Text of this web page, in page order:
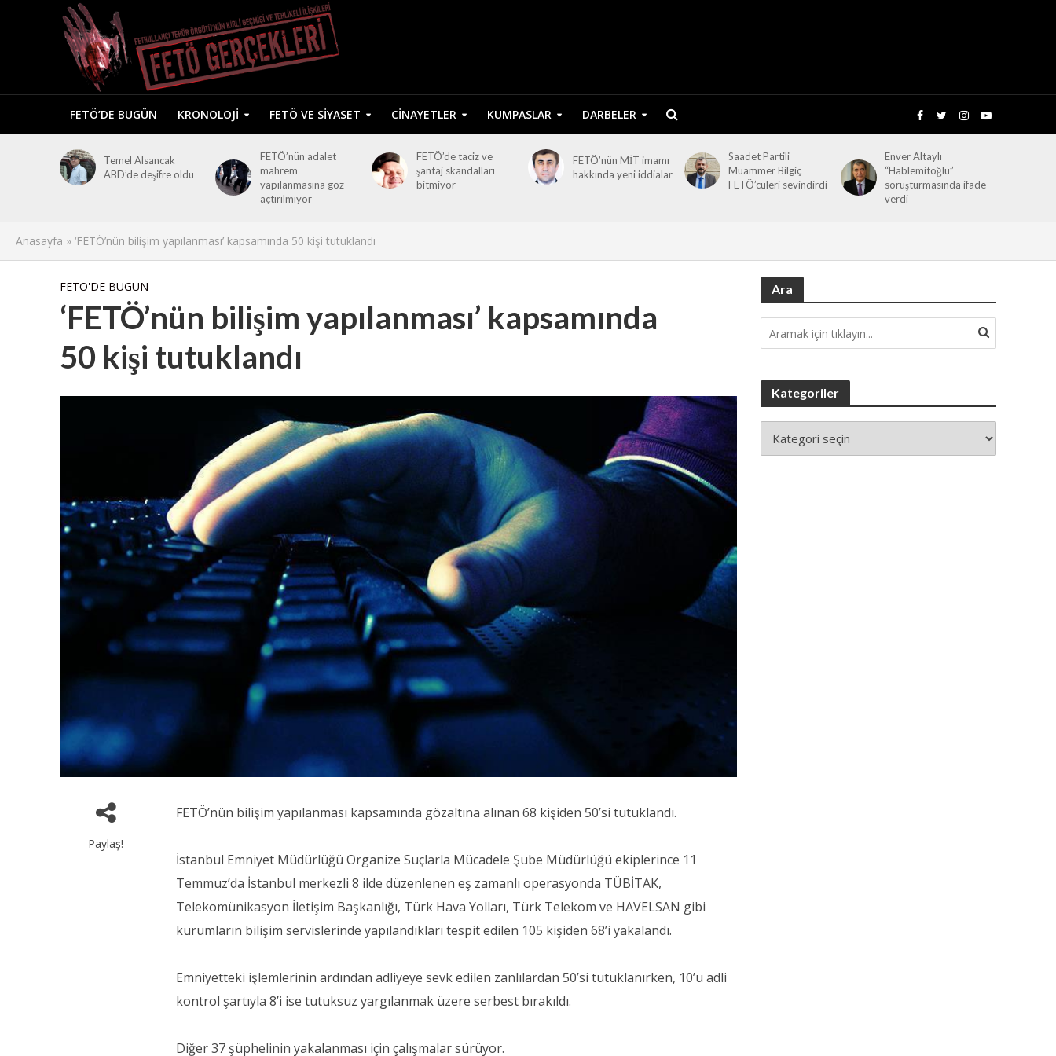
FETÖ’DE BUGÜN KRONOLOJI FETÖ VE SIYASET CINAYETLER KUMPASLAR DARBELER
Temel Alsancak
ABD’de deşifre oldu
FETÖ’nün adalet
mahrem
yapılanmasına göz
açtırılmıyor
FETÖ’de taciz ve
şantaj skandalları
bitmiyor
FETÖ’nün MİT imamı
hakkında yeni iddialar
Saadet Partili
Muammer Bilgiç
FETÖ’cüleri sevindirdi
Enver Altaylı
“Hablemitoğlu”
soruşturmasında ifade
verdi
Anasayfa » ‘FETÖ’nün bilişim yapılanması’ kapsamında 50 kişi tutuklandı
FETÖ'DE BUGÜN
‘FETÖ’nün bilişim yapılanması’ kapsamında
50 kişi tutuklandı
Paylaş!
FETÖ’nün bilişim yapılanması kapsamında gözaltına alınan 68 kişiden 50’si tutuklandı.
İstanbul Emniyet Müdürlüğü Organize Suçlarla Mücadele Şube Müdürlüğü ekiplerince 11
Temmuz’da İstanbul merkezli 8 ilde düzenlenen eş zamanlı operasyonda TÜBİTAK,
Telekomünikasyon İletişim Başkanlığı, Türk Hava Yolları, Türk Telekom ve HAVELSAN gibi
kurumların bilişim servislerinde yapılandıkları tespit edilen 105 kişiden 68’i yakalandı.
Emniyetteki işlemlerinin ardından adliyeye sevk edilen zanlılardan 50’si tutuklanırken, 10’u adli
kontrol şartıyla 8’i ise tutuksuz yargılanmak üzere serbest bırakıldı.
Diğer 37 şüphelinin yakalanması için çalışmalar sürüyor.
Ara
Kategoriler